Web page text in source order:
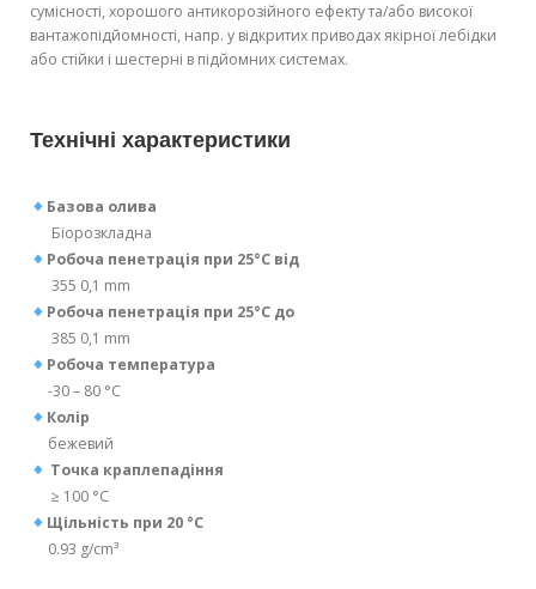
сумісності, хорошого антикорозійного ефекту та/або високої
вантажопідйомності, напр. у відкритих приводах якірної лебідки
або стійки і шестерні в підйомних системах.
Технічні характеристики
Базова олива
Біорозкладна
Робоча пенетрація при 25°C від
355 0,1 mm
Робоча пенетрація при 25°C до
385 0,1 mm
Робоча температура
-30 – 80 °C
Колір
бежевий
Точка краплепадіння
≥ 100 °C
Щільність при 20 °C
0.93 g/cm³